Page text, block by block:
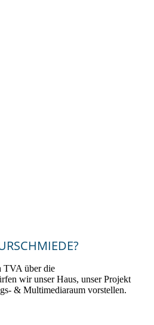
TVA über die
wir unser Haus, unser Projekt
& Multimediaraum vorstellen.